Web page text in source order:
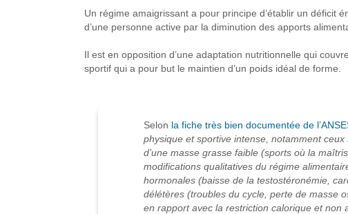
Un régime amaigrissant a pour principe d’établir un déficit
d’une personne active par la diminution des apports
Il est en opposition d’une adaptation nutritionnelle qui
sportif qui a pour but le maintien d’un poids idéal de forme.
Selon la fiche très bien documentée de
physique et sportive intense, notamment
d’une masse grasse faible (sports où la
modifications qualitatives du régime
hormonales (baisse de la testostéronémie,
délétères (troubles du cycle, perte de masse
en rapport avec la restriction calorique et non